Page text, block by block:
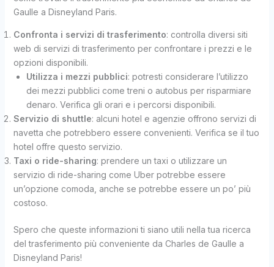
Gaulle a Disneyland Paris.
Confronta i servizi di trasferimento: controlla diversi siti
web di servizi di trasferimento per confrontare i prezzi e le
opzioni disponibili.
Utilizza i mezzi pubblici: potresti considerare l’utilizzo
dei mezzi pubblici come treni o autobus per risparmiare
denaro. Verifica gli orari e i percorsi disponibili.
Servizio di shuttle: alcuni hotel e agenzie offrono servizi di
navetta che potrebbero essere convenienti. Verifica se il tuo
hotel offre questo servizio.
Taxi o ride-sharing: prendere un taxi o utilizzare un
servizio di ride-sharing come Uber potrebbe essere
un’opzione comoda, anche se potrebbe essere un po’ più
costoso.
Spero che queste informazioni ti siano utili nella tua ricerca
del trasferimento più conveniente da Charles de Gaulle a
Disneyland Paris!